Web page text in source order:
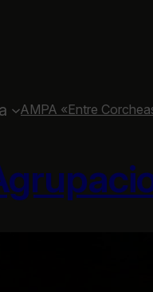
AMPA «Entre